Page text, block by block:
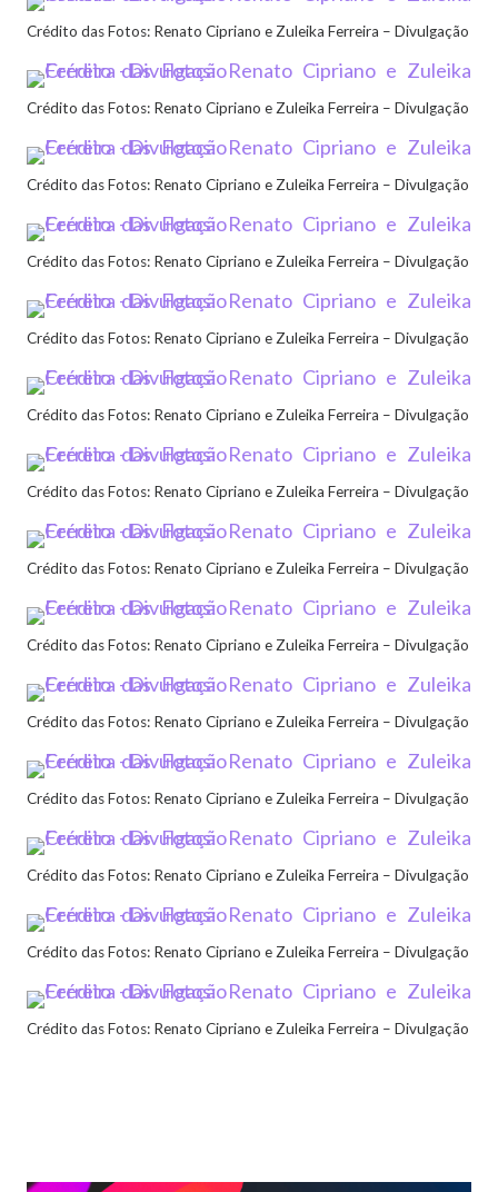
Crédito das Fotos: Renato Cipriano e Zuleika Ferreira – Divulgação
Crédito das Fotos: Renato Cipriano e Zuleika Ferreira – Divulgação
Crédito das Fotos: Renato Cipriano e Zuleika Ferreira – Divulgação
Crédito das Fotos: Renato Cipriano e Zuleika Ferreira – Divulgação
Crédito das Fotos: Renato Cipriano e Zuleika Ferreira – Divulgação
Crédito das Fotos: Renato Cipriano e Zuleika Ferreira – Divulgação
Crédito das Fotos: Renato Cipriano e Zuleika Ferreira – Divulgação
Crédito das Fotos: Renato Cipriano e Zuleika Ferreira – Divulgação
Crédito das Fotos: Renato Cipriano e Zuleika Ferreira – Divulgação
Crédito das Fotos: Renato Cipriano e Zuleika Ferreira – Divulgação
Crédito das Fotos: Renato Cipriano e Zuleika Ferreira – Divulgação
Crédito das Fotos: Renato Cipriano e Zuleika Ferreira – Divulgação
Crédito das Fotos: Renato Cipriano e Zuleika Ferreira – Divulgação
Crédito das Fotos: Renato Cipriano e Zuleika Ferreira – Divulgação